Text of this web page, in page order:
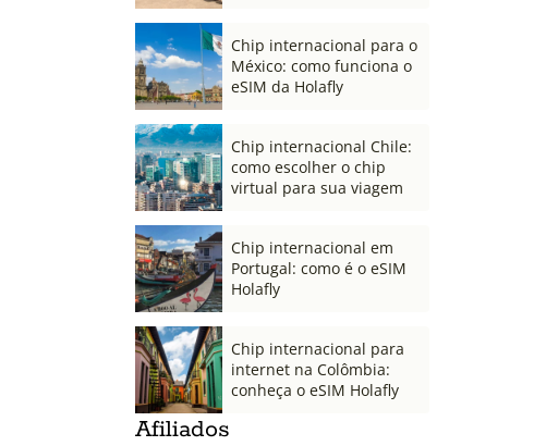
Chip internacional para o
México: como funciona o
eSIM da Holafly
Chip internacional Chile:
como escolher o chip
virtual para sua viagem
Chip internacional em
Portugal: como é o eSIM
Holafly
Chip internacional para
internet na Colômbia:
conheça o eSIM Holafly
Afiliados